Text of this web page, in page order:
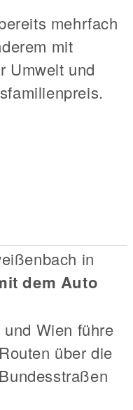
mehrfach
mit
Umwelt und
in
dem Auto
Wien führe
über die